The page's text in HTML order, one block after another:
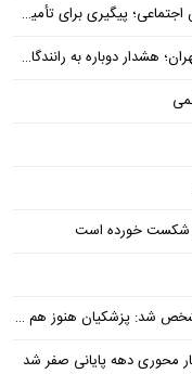
برای تأمین منابع ادامه دارد
شکست خورده است
متوجه نشده است چرا همتی استیضاح شد!
محوری دهه پایانی صفر شد